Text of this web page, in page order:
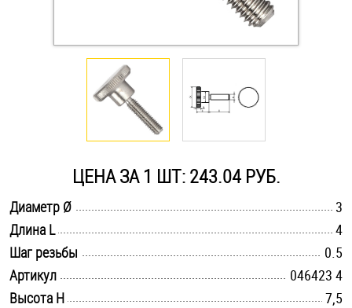
Крюки, кольца с шурупной резьбой
Оснастка и аксессуары для яхт
Саморезы и шурупы
Стопорные кольца
Такелаж
ЦЕНА ЗА 1 ШТ: 243.04 РУБ.
Диаметр Ø
3
Длина L
4
Шаг резьбы
0.5
Артикул
046423 4
Высота H
7,5